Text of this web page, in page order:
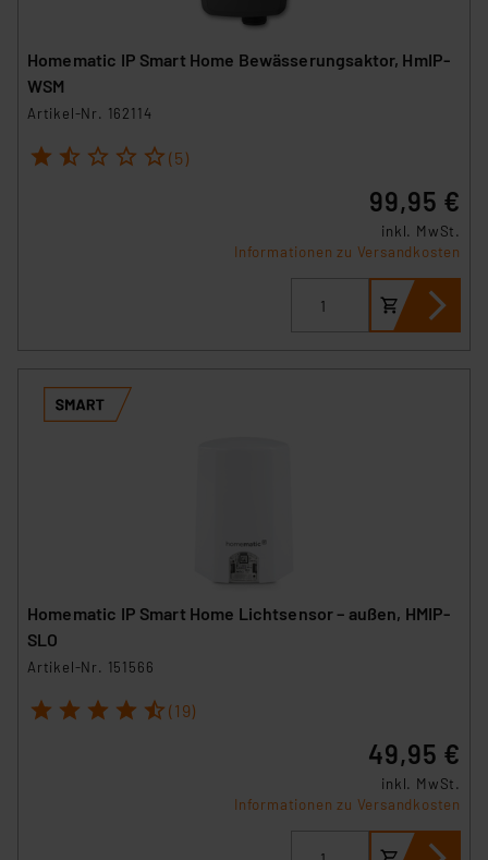
Homematic IP Smart Home Bewässerungsaktor, HmIP-
WSM
Artikel-Nr. 162114
1 2 3 4 5 (5)
99,95 €
inkl. MwSt.
Informationen zu Versandkosten
Homematic IP Smart Home Lichtsensor – außen, HMIP-
SLO
Artikel-Nr. 151566
1 2 3 4 5 (19)
49,95 €
inkl. MwSt.
Informationen zu Versandkosten